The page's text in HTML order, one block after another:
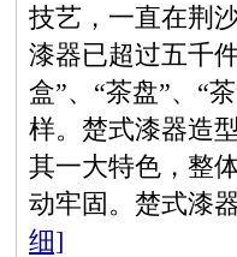
技艺，一直在荆
漆器已超过五千
盒”、“茶盘”、“
样。楚式漆器造
其一大特色，整
动牢固。楚式漆
细]